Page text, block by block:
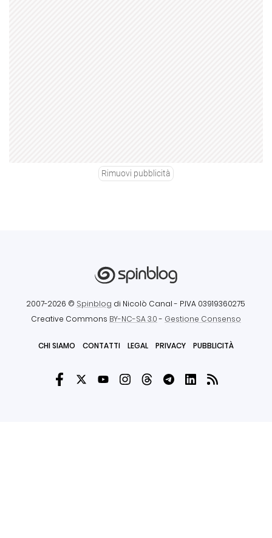
Rimuovi pubblicità
2007-2026 © Spinblog di Nicolò Canal - P.IVA 03919360275
Creative Commons BY-NC-SA 3.0- Gestione Consenso
CHI SIAMO CONTATTI LEGAL PRIVACY PUBBLICITÀ